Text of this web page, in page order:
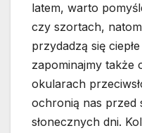
latem, warto
czy szortach,
przydadzą się
zapominajmy także
okularach
ochronią nas przed
słonecznych dni.